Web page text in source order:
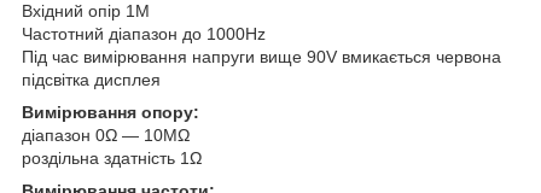
Вхідний опір 1M
Частотний діапазон до 1000Hz
Під час вимірювання напруги вище 90V вмикається червона
підсвітка дисплея
Вимірювання опору:
діапазон 0Ω — 10MΩ
роздільна здатність 1Ω